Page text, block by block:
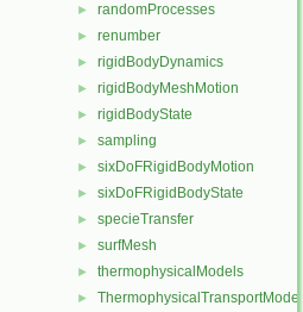
► randomProcesses
► renumber
► rigidBodyDynamics
► rigidBodyMeshMotion
► rigidBodyState
► sampling
► sixDoFRigidBodyMotion
► sixDoFRigidBodyState
► specieTransfer
► surfMesh
► thermophysicalModels
► ThermophysicalTransportModels